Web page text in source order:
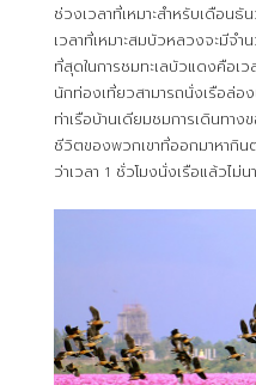
ช่วงเวลาที่เหมาะสำหรับเดือน
เวลาที่เหมาะสมบัวหลวงจะมีจำ
ที่สุดในการชมทะเลบัวแดงคือเว
นักท่องเที่ยวสามารถนั่งเรือล่อ
ท่าเรือบ้านเดียมชมการเดินทา
ชีวิตของพวกเขาที่ออกมาหากิน
ว่าเวลา 1 ชั่วโมงนั่งเรือแล้วไม่น